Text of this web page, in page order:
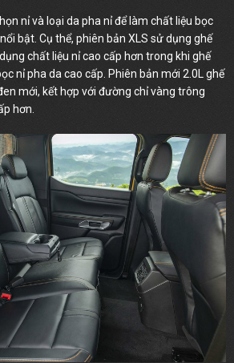
nỉ và loại da pha nỉ để làm chất liệu bọc
bật. Cụ thể, phiên bản XLS sử dụng ghế
chất liệu nỉ cao cấp hơn trong khi ghế
nỉ pha da cao cấp. Phiên bản mới 2.0L ghế
mới, kết hợp với đường chỉ vàng trông
hơn.